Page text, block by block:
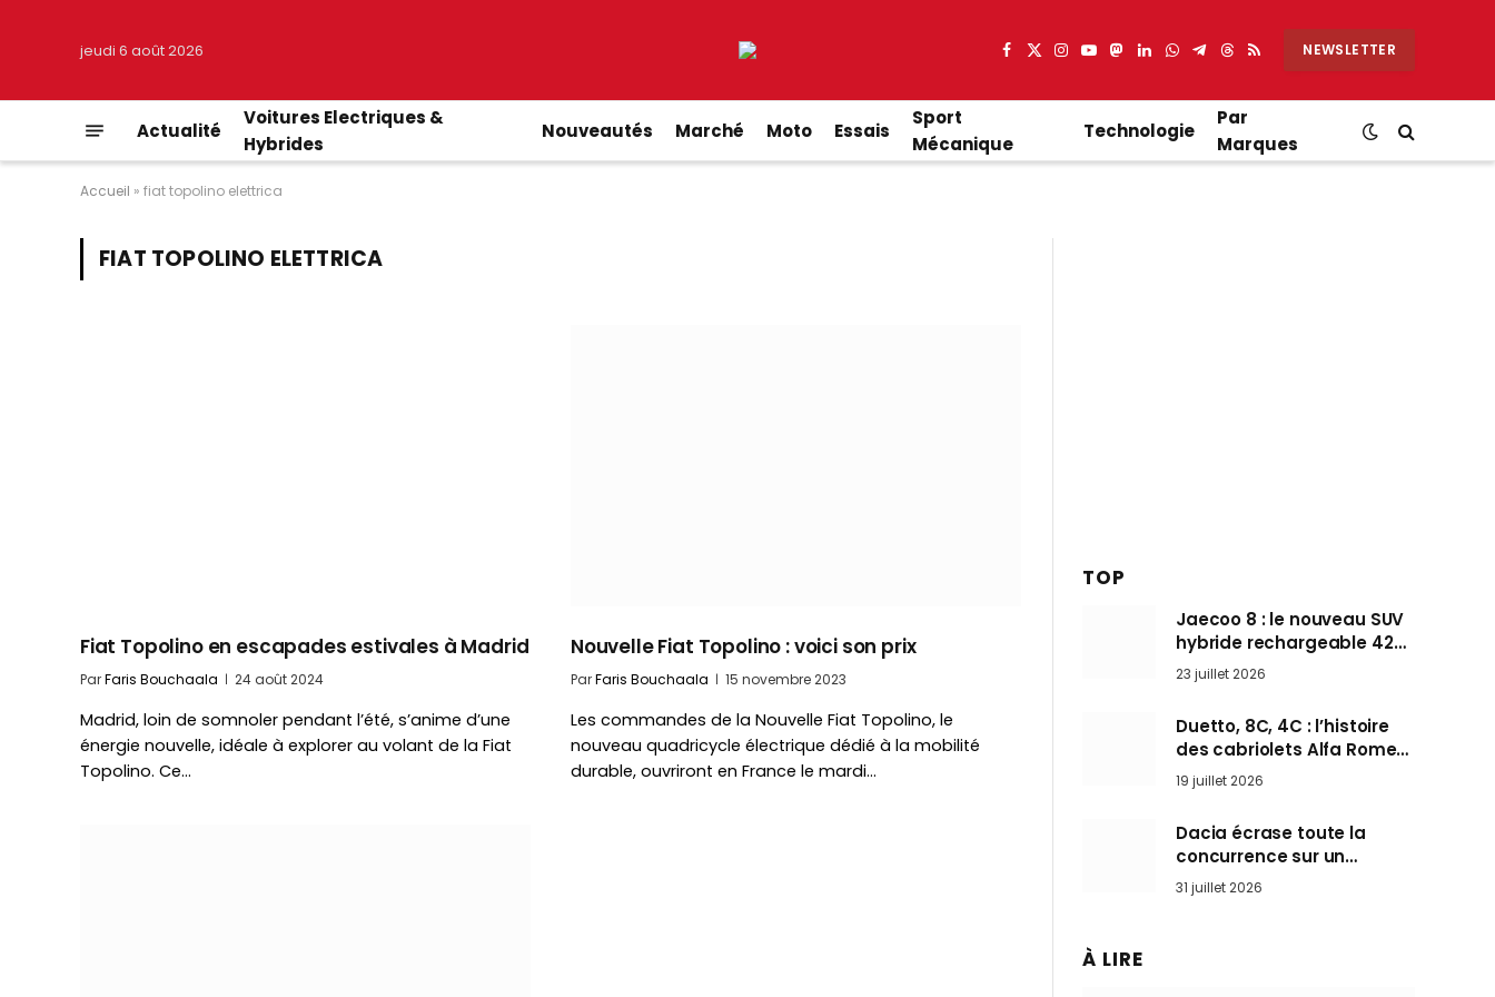
jeudi 6 août 2026 Facebook
X
Instagram
YouTube
Mastodon
LinkedIn
WhatsApp
Partager
Telegram
Threads
RSS NEWSLETTER
Actualité
Voitures Electriques &
Hybrides
Nouveautés Marché Moto Essais
Sport
Mécanique
Technologie
Par
Marques
Accueil » fiat topolino elettrica
FIAT TOPOLINO ELETTRICA
Fiat Topolino en escapades estivales à Madrid
ParFaris Bouchaala 24 août 2024
Madrid, loin de somnoler pendant l’été, s’anime d’une
énergie nouvelle, idéale à explorer au volant de la Fiat
Topolino. Ce…
Nouvelle Fiat Topolino : voici son prix
ParFaris Bouchaala 15 novembre 2023
Les commandes de la Nouvelle Fiat Topolino, le
nouveau quadricycle électrique dédié à la mobilité
durable, ouvriront en France le mardi…
TOP
Jaecoo 8 : le nouveau SUV
hybride rechargeable 428
ch qui vise l’Audi Q7 arrive
en Europe cet automne
23 juillet 2026
Duetto, 8C, 4C : l’histoire
des cabriolets Alfa Romeo,
ces Spider qui ont défini
l’art de rouler cheveux au
vent
19 juillet 2026
Dacia écrase toute la
concurrence sur un
marché où personne ne
l’attendait
31 juillet 2026
À LIRE